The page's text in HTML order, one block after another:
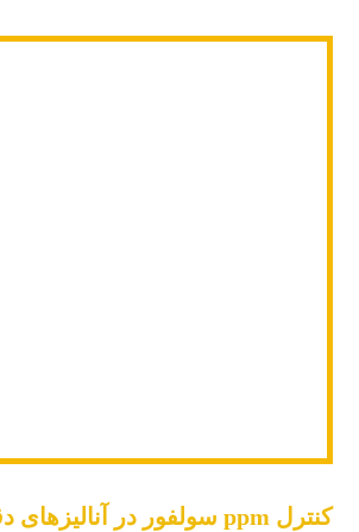
کنترل ppm سولفور در آنالیزهای دقیق